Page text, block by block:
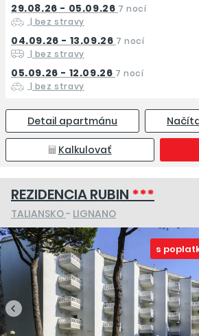
29.08.26 - 05.09.26 7 nocí
| bez stravy
04.09.26 - 13.09.26 7 nocí
| bez stravy
05.09.26 - 12.09.26 7 nocí
| bez stravy
Detail apartmánu
Kalkulovať
REZIDENCIA RUBIN ***
TALIANSKO- LIGNANO
s